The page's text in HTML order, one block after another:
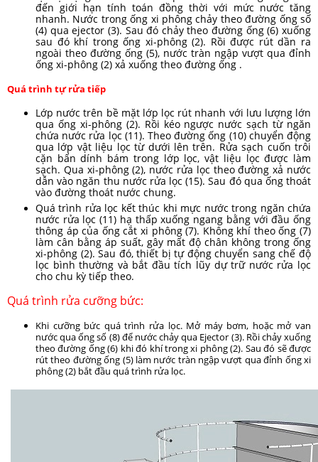
đến giới hạn tính toán đồng thời với mức nước tăng
nhanh. Nước trong ống xi phông chảy theo đường ống số
(4) qua ejector (3). Sau đó chảy theo đường ống (6) xuống
sau đó khí trong ống xi-phông (2). Rồi được rút dần ra
ngoài theo đường ống (5), nước tràn ngập vượt qua đỉnh
ống xi-phông (2) xả xuống theo đường ống .
Quá trình tự rửa tiếp
Lớp nước trên bề mặt lớp lọc rút nhanh với lưu lượng lớn
qua ống xi-phông (2). Rồi kéo ngược nước sạch từ ngăn
chứa nước rửa lọc (11). Theo đường ống (10) chuyển động
qua lớp vật liệu lọc từ dưới lên trên. Rửa sạch cuốn trôi
cặn bẩn dính bám trong lớp lọc, vật liệu lọc được làm
sạch. Qua xi-phông (2), nước rửa lọc theo đường xả nước
dẫn vào ngăn thu nước rửa lọc (15). Sau đó qua ống thoát
vào đường thoát nước chung.
Quá trình rửa lọc kết thúc khi mực nước trong ngăn chứa
nước rửa lọc (11) hạ thấp xuống ngang bằng với đầu ống
thông áp của ống cắt xi phông (7). Không khí theo ống (7)
làm cân bằng áp suất, gây mất độ chân không trong ống
xi-phông (2). Sau đó, thiết bị tự động chuyển sang chế độ
lọc bình thường và bắt đầu tích lũy dự trữ nước rửa lọc
cho chu kỳ tiếp theo.
Quá trình rửa cưỡng bức:
Khi cưỡng bức quá trình rửa lọc. Mở máy bơm, hoặc mở van
nước qua ống số (8) để nước chảy qua Ejector (3). Rồi chảy xuống
theo đường ống (6) khi đó khí trong xi phông (2). Sau đó sẽ được
rút theo đường ống (5) làm nước tràn ngập vượt qua đỉnh ống xi
phông (2) bắt đầu quá trình rửa lọc.